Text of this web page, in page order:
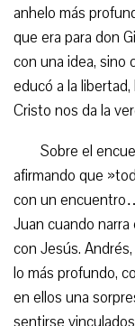
anhelo más
que era para don
con una idea, sino
educó a la
Cristo nos da la
Sobre el
afirmando que
con un
Juan cuando
con Jesús.
lo más profundo,
en ellos una